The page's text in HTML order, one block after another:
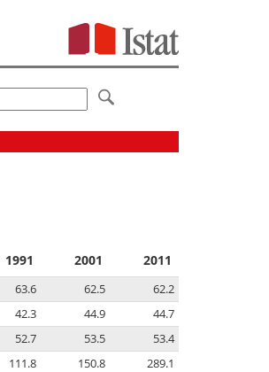
1991 2001 2011
63.6 62.5
62.2
42.3 44.9
44.7
52.7 53.5
53.4
111.8 150.8
289.1